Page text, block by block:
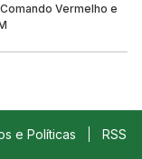
Vermelho e
e Políticas RSS